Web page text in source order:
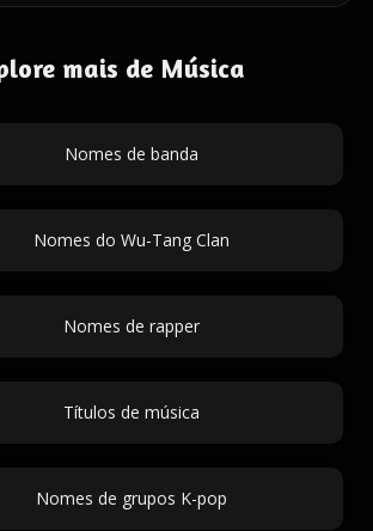
mais de Música
Nomes de banda
Nomes do Wu-Tang Clan
Nomes de rapper
Títulos de música
Nomes de grupos K-pop